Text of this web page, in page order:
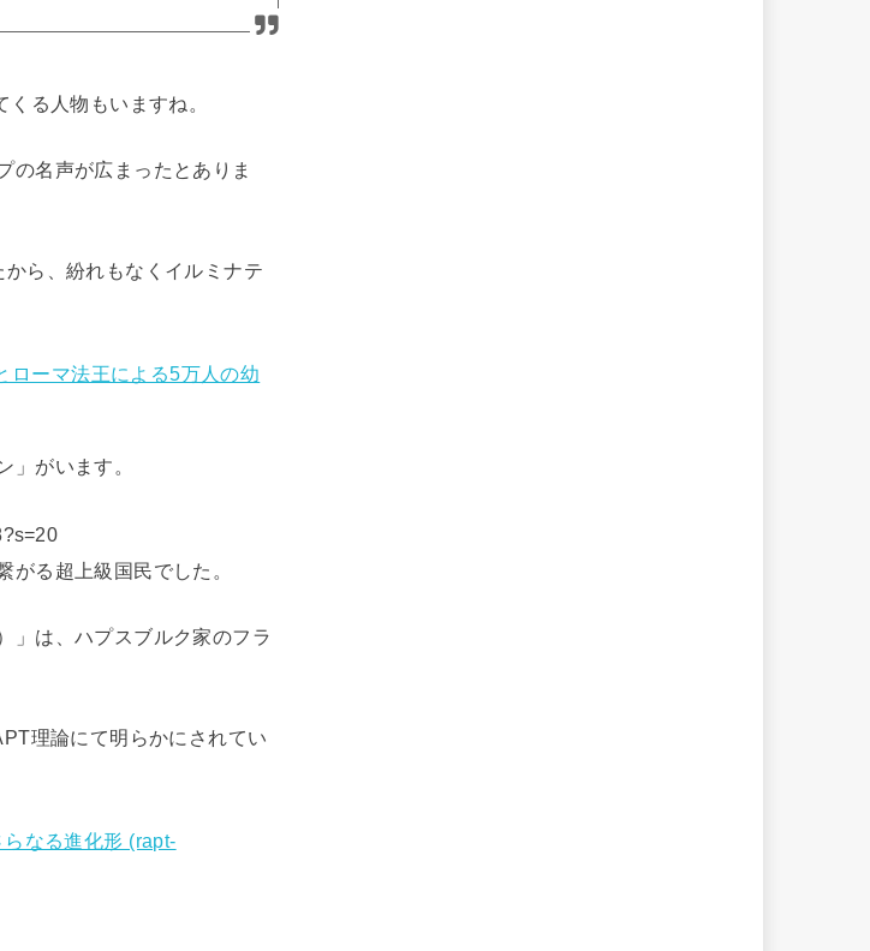
る人物もいますね。
の名声が広まったとありま
ら、紛れもなくイルミナテ
ローマ法王による5万人の幼
」がいます。
る超上級国民でした。
」は、ハプスブルク家のフラ
理論にて明らかにされてい
なる進化形 (rapt-